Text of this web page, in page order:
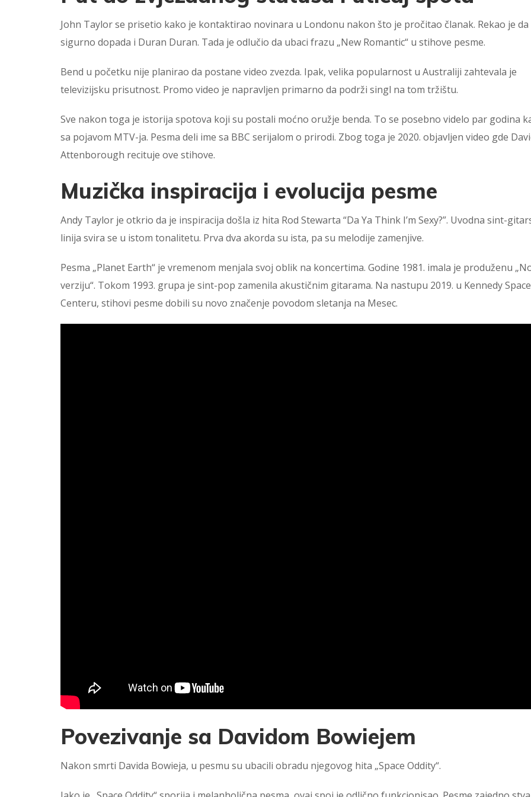
John Taylor se prisetio kako je kontaktirao novinara u Londonu nakon što je pročitao članak. Rekao je da
sigurno dopada i Duran Duran. Tada je odlučio da ubaci frazu „New Romantic“ u stihove pesme.
Bend u početku nije planirao da postane video zvezda. Ipak, velika popularnost u Australiji zahtevala je
televizijsku prisutnost. Promo video je napravljen primarno da podrži singl na tom tržištu.
Sve nakon toga je istorija spotova koji su postali moćno oružje benda. To se posebno videlo par godina
sa pojavom MTV-ja. Pesma deli ime sa BBC serijalom o prirodi. Zbog toga je 2020. objavljen video gde
Attenborough recituje ove stihove.
Muzička inspiracija i evolucija pesme
Andy Taylor je otkrio da je inspiracija došla iz hita Rod Stewarta “Da Ya Think I’m Sexy?”. Uvodna sint-
linija svira se u istom tonalitetu. Prva dva akorda su ista, pa su melodije zamenjive.
Pesma „Planet Earth“ je vremenom menjala svoj oblik na koncertima. Godine 1981. imala je produženu
verziju“. Tokom 1993. grupa je sint-pop zamenila akustičnim gitarama. Na nastupu 2019. u Kennedy Space
Centeru, stihovi pesme dobili su novo značenje povodom sletanja na Mesec.
Povezivanje sa Davidom Bowiejem
Nakon smrti Davida Bowieja, u pesmu su ubacili obradu njegovog hita „Space Oddity“.